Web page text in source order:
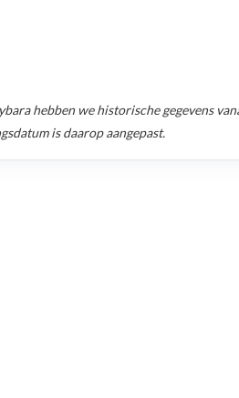
hebben we historische gegevens
is daarop aangepast.